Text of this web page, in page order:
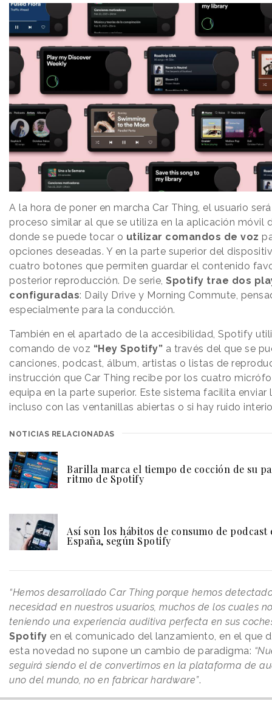
A la hora de poner en marcha Car Thing, el usuario
proceso similar al que se utiliza en la aplicación móvil
donde se puede tocar o utilizar comandos de voz
opciones deseadas. Y en la parte superior del
cuatro botones que permiten guardar el contenido
posterior reproducción. De serie, Spotify trae dos
configuradas: Daily Drive y Morning Commute,
especialmente para la conducción.
También en el apartado de la accesibilidad, Spotify
comando de voz “Hey Spotify” a través del que se
canciones, podcast, álbum, artistas o listas de
instrucción que Car Thing recibe por los cuatro
equipa en la parte superior. Este sistema facilita enviar
incluso con las ventanillas abiertas o si hay ruido
NOTICIAS RELACIONADAS
Barilla marca el tiempo de cocción de su
ritmo de Spotify
Así son los hábitos de consumo de podcast
España, según Spotify
“Hemos desarrollado Car Thing porque hemos
necesidad en nuestros usuarios, muchos de los cuales
teniendo una experiencia auditiva perfecta en sus
Spotify en el comunicado del lanzamiento, en el que
esta novedad no supone un cambio de paradigma:
seguirá siendo el de convertirnos en la plataforma de
uno del mundo, no en fabricar hardware”.